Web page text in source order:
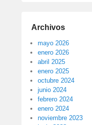
Archivos
mayo 2026
enero 2026
abril 2025
enero 2025
octubre 2024
junio 2024
febrero 2024
enero 2024
noviembre 2023